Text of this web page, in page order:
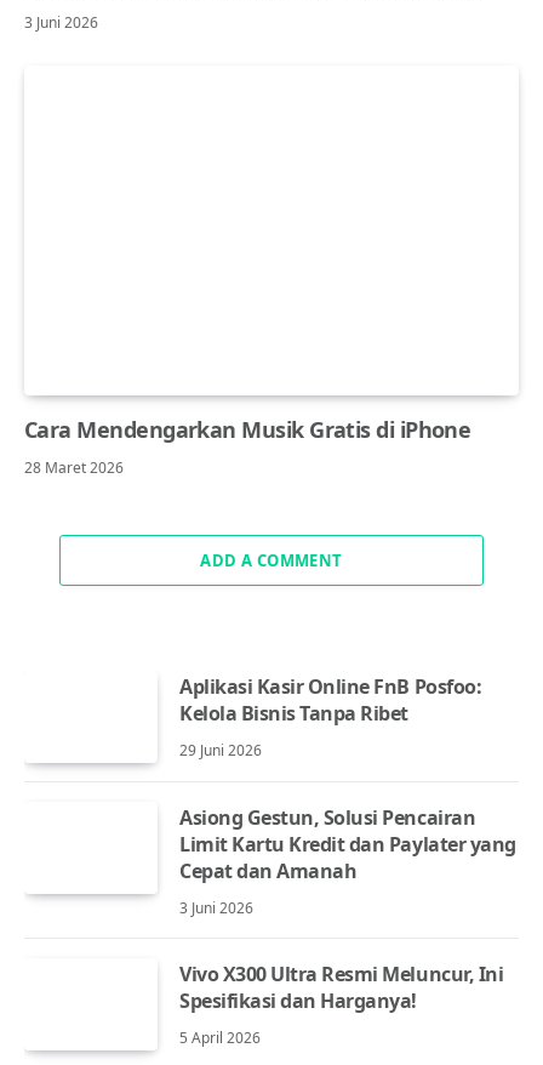
3 Juni 2026
Cara Mendengarkan Musik Gratis di iPhone
28 Maret 2026
ADD A COMMENT
Aplikasi Kasir Online FnB Posfoo:
Kelola Bisnis Tanpa Ribet
29 Juni 2026
Asiong Gestun, Solusi Pencairan
Limit Kartu Kredit dan Paylater yang
Cepat dan Amanah
3 Juni 2026
Vivo X300 Ultra Resmi Meluncur, Ini
Spesifikasi dan Harganya!
5 April 2026